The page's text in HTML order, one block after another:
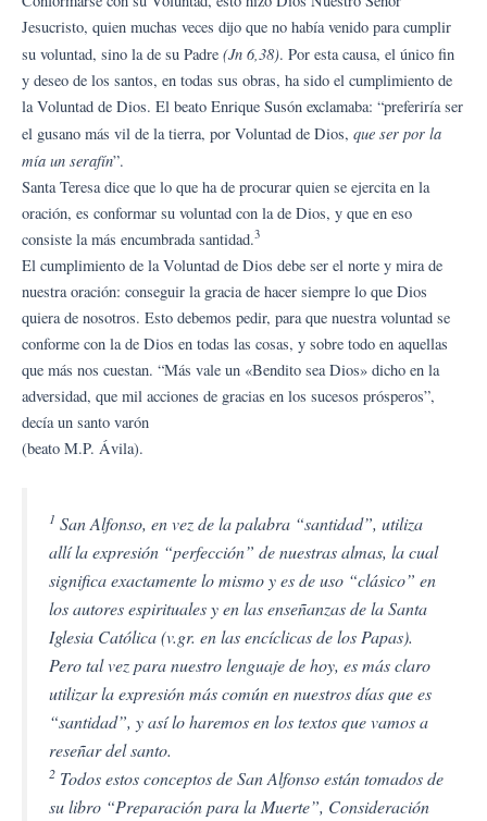
Jesucristo, quien muchas veces dijo que no había venido para cumplir
su voluntad, sino la de su Padre (Jn 6,38). Por esta causa, el único fin
y deseo de los santos, en todas sus obras, ha sido el cumplimiento de
la Voluntad de Dios. El beato Enrique Susón exclamaba: “preferiría ser
el gusano más vil de la tierra, por Voluntad de Dios, que ser por la
mía un serafín”.
Santa Teresa dice que lo que ha de procurar quien se ejercita en la
oración, es conformar su voluntad con la de Dios, y que en eso
consiste la más encumbrada santidad.3
El cumplimiento de la Voluntad de Dios debe ser el norte y mira de
nuestra oración: conseguir la gracia de hacer siempre lo que Dios
quiera de nosotros. Esto debemos pedir, para que nuestra voluntad se
conforme con la de Dios en todas las cosas, y sobre todo en aquellas
que más nos cuestan. “Más vale un «Bendito sea Dios» dicho en la
adversidad, que mil acciones de gracias en los sucesos prósperos”,
decía un santo varón
(beato M.P. Ávila).
1 San Alfonso, en vez de la palabra “santidad”, utiliza
allí la expresión “perfección” de nuestras almas, la cual
significa exactamente lo mismo y es de uso “clásico” en
los autores espirituales y en las enseñanzas de la Santa
Iglesia Católica (v.gr. en las encíclicas de los Papas).
Pero tal vez para nuestro lenguaje de hoy, es más claro
utilizar la expresión más común en nuestros días que es
“santidad”, y así lo haremos en los textos que vamos a
reseñar del santo.
2 Todos estos conceptos de San Alfonso están tomados de
su libro “Preparación para la Muerte”, Consideración